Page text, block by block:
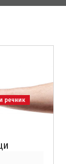
речник